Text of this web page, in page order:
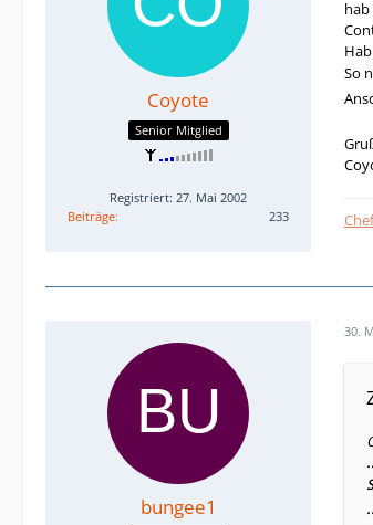
Coyote
Senior Mitglied
Registriert: 27. Mai 2002
Beiträge
233
So
bungee1
30.